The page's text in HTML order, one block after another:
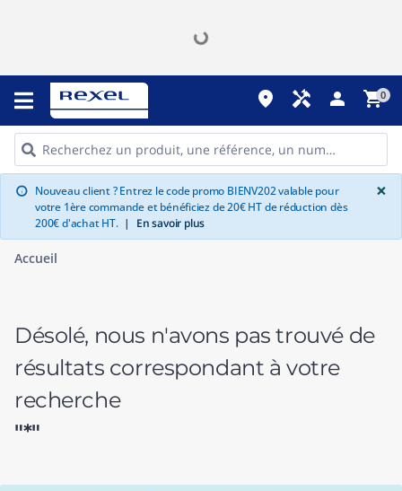
place handyman person shopping_cart0
info Nouveau client ? Entrez le code promo BIENV202 valable pour
votre 1ère commande et bénéficiez de 20€ HT de réduction dès
200€ d'achat HT. | En savoir plus
×
Accueil
Désolé, nous n'avons pas trouvé de
résultats correspondant à votre
recherche
"*"